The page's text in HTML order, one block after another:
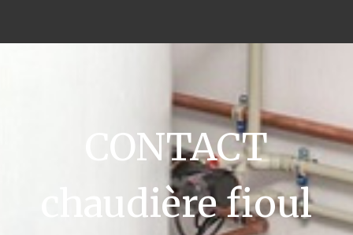
CONTACT
chaudière fioul